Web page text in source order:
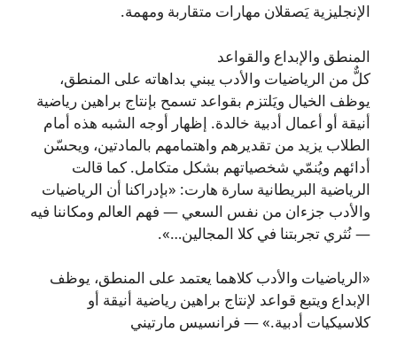
الإنجليزية يَصقلان مهارات متقاربة ومهمة.
المنطق والإبداع والقواعد
كلٌّ من الرياضيات والأدب يبني بداهاته على المنطق،
يوظف الخيال ويَلتزم بقواعد تسمح بإنتاج براهين رياضية
أنيقة أو أعمال أدبية خالدة. إظهار أوجه الشبه هذه أمام
الطلاب يزيد من تقديرهم واهتمامهم بالمادتين، ويحسّن
أدائهم ويُنمّي شخصياتهم بشكل متكامل. كما قالت
الرياضية البريطانية سارة هارت: «بإدراكنا أن الرياضيات
والأدب جزءان من نفس السعي — فهم العالم ومكاننا فيه
— نُثري تجربتنا في كلا المجالين…».
«الرياضيات والأدب كلاهما يعتمد على المنطق، يوظف
الإبداع ويتبع قواعد لإنتاج براهين رياضية أنيقة أو
كلاسيكيات أدبية.» — فرانسيس مارتيني